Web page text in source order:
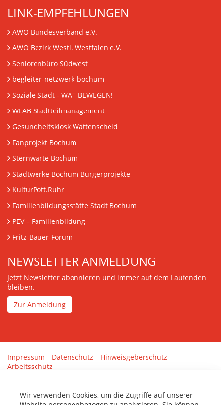
LINK-EMPFEHLUNGEN
AWO Bundesverband e.V.
AWO Bezirk Westl. Westfalen e.V.
Seniorenbüro Südwest
begleiter-netzwerk-bochum
Soziale Stadt - WAT BEWEGEN!
WLAB Stadtteilmanagement
Gesundheitskiosk Wattenscheid
Fanprojekt Bochum
Sternwarte Bochum
Stadtwerke Bochum Bürgerprojekte
KulturPott.Ruhr
Familienbildungsstätte Stadt Bochum
PEV– Familienbildung
Fritz-Bauer-Forum
NEWSLETTER ANMELDUNG
Jetzt Newsletter abonnieren und immer auf dem Laufenden
bleiben.
Zur Anmeldung
Impressum Datenschutz
Hinweisgeberschutz
Arbeitsschutz
Wir verwenden Cookies, um die Zugriffe auf unserer